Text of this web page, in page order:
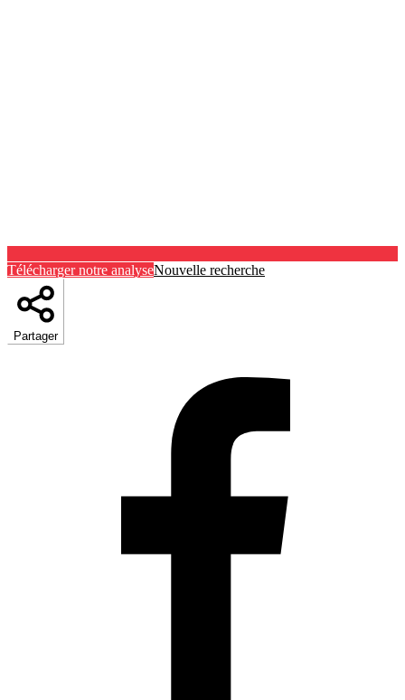
Télécharger notre analyseNouvelle recherche
Partager